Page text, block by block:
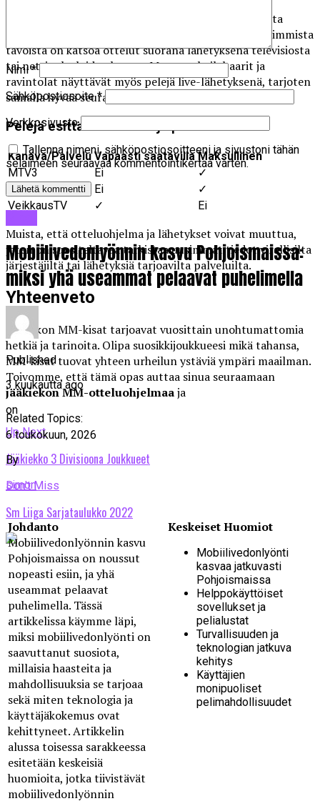
Pelejä voi seurata monella eri tavalla, riippuen omista
mieltymyksistäsi ja mahdollisuuksistasi. Yksi suosituimmista
tavoista on katsoa ottelut suorana lähetyksenä televisiosta
tai nettipalveluiden kautta. Monet urheilubaarit ja
ravintolat näyttävät myös pelejä live-lähetyksenä, tarjoten
samalla hyvää seuraa ja tunnelmaa.
Pelejä esittävät kanavat ja palvelut
Kanava/Palvelu Vapaasti saatavilla Maksullinen
MTV3
Ei
✓
C More
Ei
✓
VeikkausTV
✓ Ei
Muista, että otteluohjelma ja lähetykset voivat muuttua,
joten on suositeltavaa tarkistaa uusimmat tiedot virallisilta
järjestäjiltä tai lähetyksiä tarjoavilta palveluilta.
Yhteenveto
Jääkiekon MM-kisat tarjoavat vuosittain unohtumattomia
hetkiä ja tarinoita. Olipa suosikkijoukkueesi mikä tahansa,
MM-kisat tuovat yhteen urheilun ystäviä ympäri maailman.
Toivomme, että tämä opas auttaa sinua seuraamaan
jääkiekon MM-otteluohjelmaaja
Related Topics:
Up Next
Jääkiekko 3 Divisioona Joukkueet
Don't Miss
Sm Liiga Sarjataulukko 2022
Nimi*
Sähköpostiosoite*
Verkkosivusto
Tallenna nimeni, sähköpostiosoitteeni ja sivustoni tähän
selaimeen seuraavaa kommentointikertaa varten.
Mobiilivedonlyönnin kasvu Pohjoismaissa:
miksi yhä useammat pelaavat puhelimella
Published
3 kuukautta ago
on
6 toukokuun, 2026
By
simon
Johdanto
Mobiilivedonlyönnin kasvu
Pohjoismaissa on noussut
nopeasti esiin, ja yhä
useammat pelaavat
puhelimella. Tässä
artikkelissa käymme läpi,
miksi mobiilivedonlyönti on
saavuttanut suosiota,
millaisia haasteita ja
mahdollisuuksia se tarjoaa
sekä miten teknologia ja
käyttäjäkokemus ovat
kehittyneet. Artikkelin
alussa toisessa sarakkeessa
esitetään keskeisiä
huomioita, jotka tiivistävät
mobiilivedonlyönnin
Keskeiset Huomiot
Mobiilivedonlyönti
kasvaa jatkuvasti
Pohjoismaissa
Helppokäyttöiset
sovellukset ja
pelialustat
Turvallisuuden ja
teknologian jatkuva
kehitys
Käyttäjien
monipuoliset
pelimahdollisuudet